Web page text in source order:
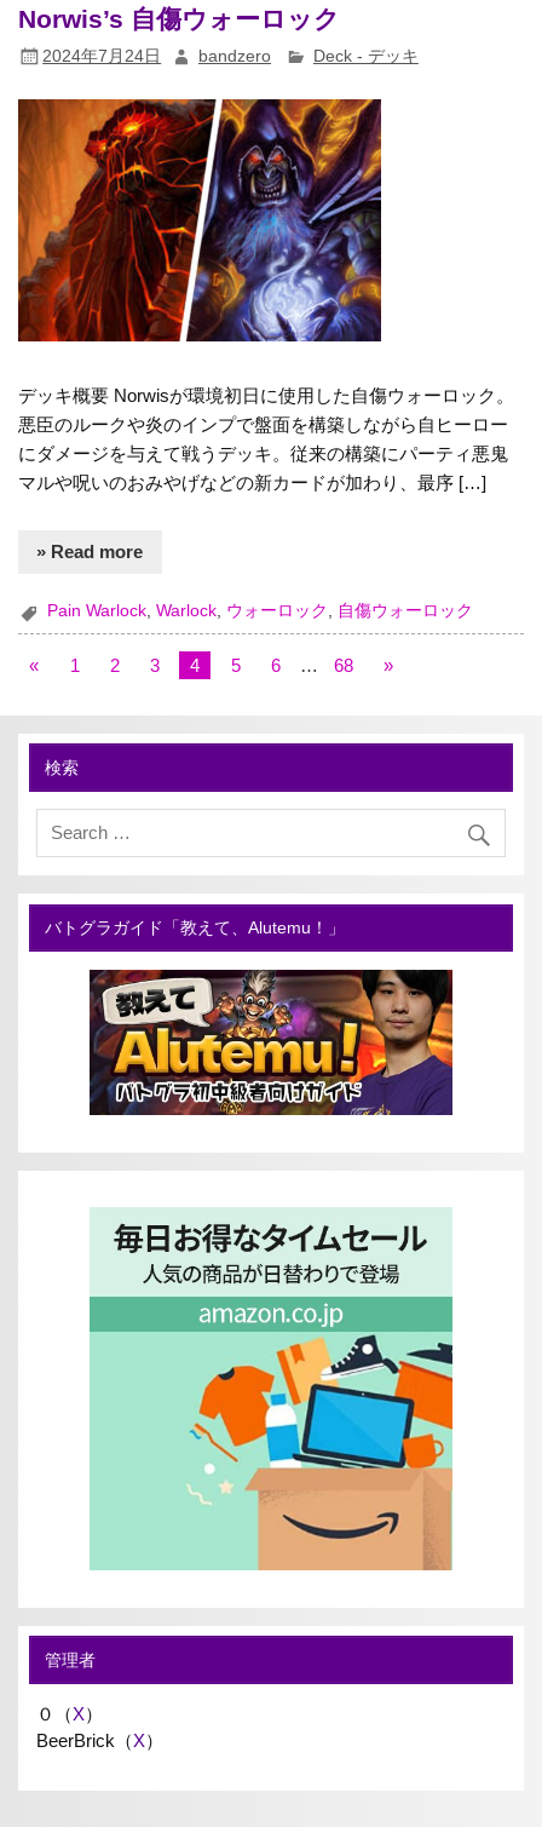
Norwis’s 自傷ウォーロック
2024年7月24日 bandzero Deck - デッキ
デッキ概要 Norwisが環境初日に使用した自傷ウォーロック。
悪臣のルークや炎のインプで盤面を構築しながら自ヒーロー
にダメージを与えて戦うデッキ。従来の構築にパーティ悪鬼
マルや呪いのおみやげなどの新カードが加わり、最序 […]
» Read more
Pain Warlock,Warlock, ウォーロック , 自傷ウォーロック
« 1 2 3 4 5 6 … 68 »
検索
バトグラガイド「教えて、Alutemu！」
管理者
０（X）
BeerBrick（X）